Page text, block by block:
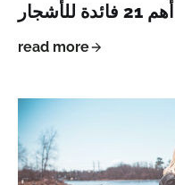
أهم 21 فائدة للأشجار
read more